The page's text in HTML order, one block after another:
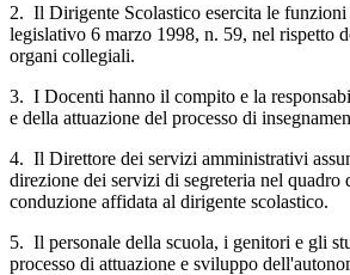
2. Il Dirigente Scolastico esercita le
legislativo 6 marzo 1998, n. 59, nel rispetto
organi collegiali.
3. I Docenti hanno il compito e la
e della attuazione del processo di
4. Il Direttore dei servizi amministrativi
direzione dei servizi di segreteria nel quadro
conduzione affidata al dirigente scolastico.
5. Il personale della scuola, i genitori e gli
processo di attuazione e sviluppo